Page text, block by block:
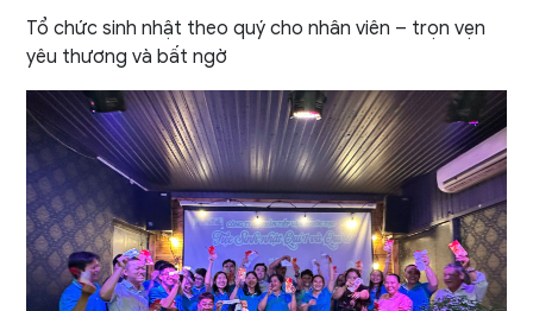
Tổ chức sinh nhật theo quý cho nhân viên – trọn vẹn
yêu thương và bất ngờ